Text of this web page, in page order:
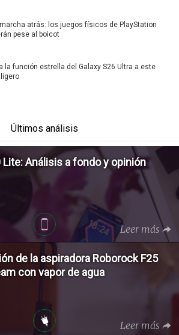
atrás: los juegos físicos de PlayStation
pese al boicot
la función estrella del Galaxy S26 Ultra a este
Últimos análisis
Lite: Análisis a fondo y opinión
Leer más
de la aspiradora Roborock F25
con vapor de agua
Leer más